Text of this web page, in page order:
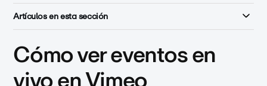
Artículos en esta sección
Cómo ver eventos en